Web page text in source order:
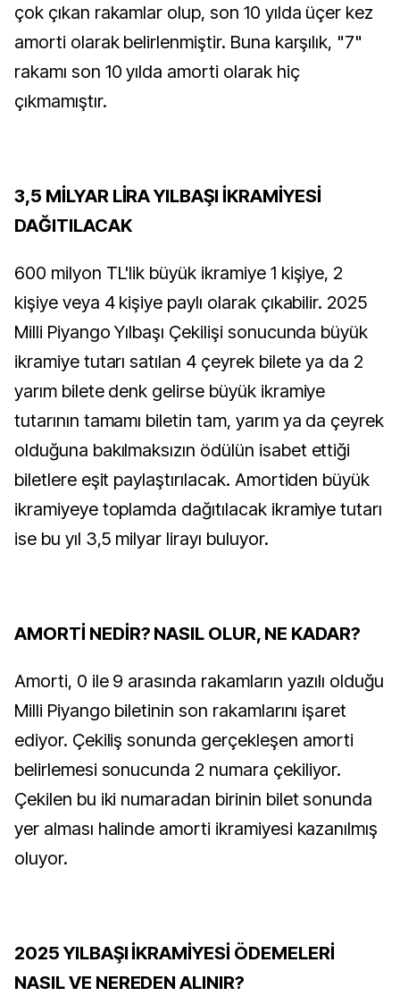
çok çıkan rakamlar olup, son 10 yılda üçer kez
amorti olarak belirlenmiştir. Buna karşılık, "7"
rakamı son 10 yılda amorti olarak hiç
çıkmamıştır.
3,5 MİLYAR LİRA YILBAŞI İKRAMİYESİ
DAĞITILACAK
600 milyon TL'lik büyük ikramiye 1 kişiye, 2
kişiye veya 4 kişiye paylı olarak çıkabilir. 2025
Milli Piyango Yılbaşı Çekilişi sonucunda büyük
ikramiye tutarı satılan 4 çeyrek bilete ya da 2
yarım bilete denk gelirse büyük ikramiye
tutarının tamamı biletin tam, yarım ya da çeyrek
olduğuna bakılmaksızın ödülün isabet ettiği
biletlere eşit paylaştırılacak. Amortiden büyük
ikramiyeye toplamda dağıtılacak ikramiye tutarı
ise bu yıl 3,5 milyar lirayı buluyor.
AMORTİ NEDİR? NASIL OLUR, NE KADAR?
Amorti, 0 ile 9 arasında rakamların yazılı olduğu
Milli Piyango biletinin son rakamlarını işaret
ediyor. Çekiliş sonunda gerçekleşen amorti
belirlemesi sonucunda 2 numara çekiliyor.
Çekilen bu iki numaradan birinin bilet sonunda
yer alması halinde amorti ikramiyesi kazanılmış
oluyor.
2025 YILBAŞI İKRAMİYESİ ÖDEMELERİ
NASIL VE NEREDEN ALINIR?